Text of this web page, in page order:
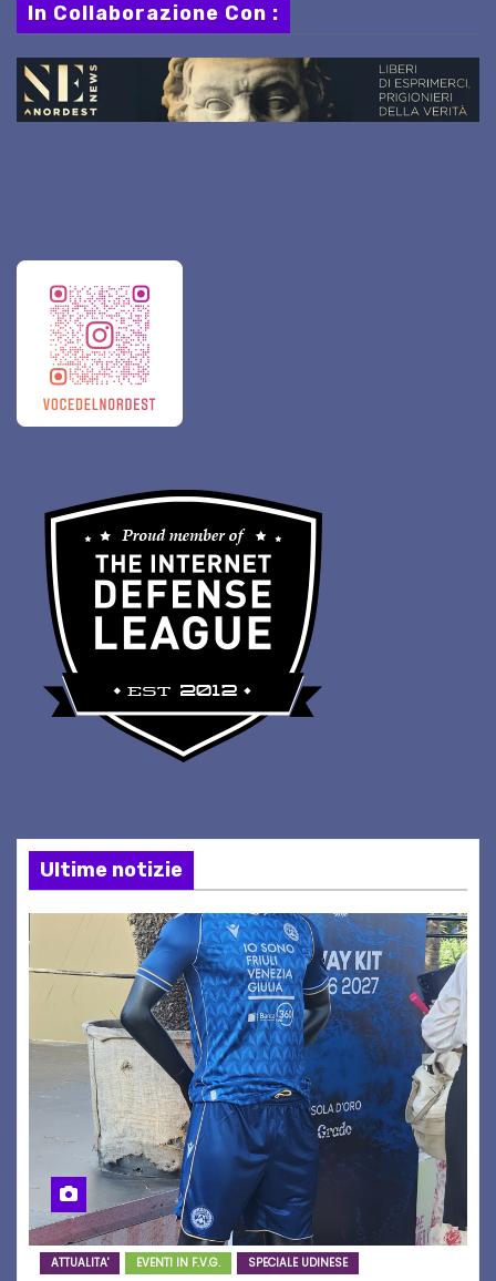
In Collaborazione Con :
Ultime notizie
ATTUALITA' EVENTI IN F.V.G. SPECIALE UDINESE